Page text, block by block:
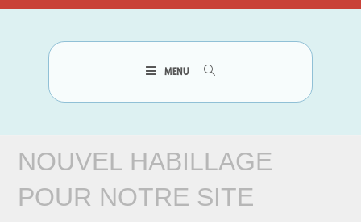
MENU
NOUVEL HABILLAGE
POUR NOTRE SITE